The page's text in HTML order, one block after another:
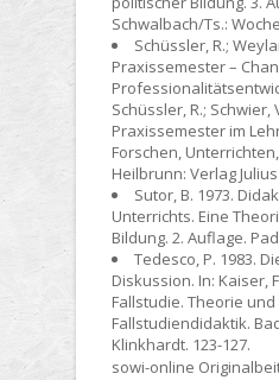
Schwalbach/Ts.:
Schüssler, R.;
Praxissemester –
Schüssler, R.; Schwier,
Praxissemester im
Forschen,
Heilbrunn: Verlag
Sutor, B. 1973.
Unterrichts. Eine
Bildung. 2. Auflage.
Tedesco, P. 1983.
Diskussion. In: Kaiser,
Fallstudie. Theorie
Fallstudiendidaktik.
Klinkhardt. 123-127.
sowi-online